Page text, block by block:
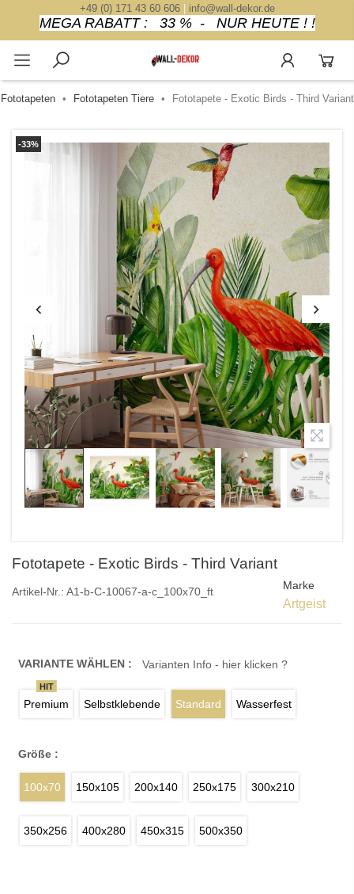
+49 (0) 171 43 60 606| info@wall-dekor.de
MEGA RABATT : 33 % - NUR HEUTE ! !
Fototapeten Fototapeten Tiere Fototapete - Exotic Birds - Third Variant
-33%
Fototapete - Exotic Birds - Third Variant
Artikel-Nr.: A1-b-C-10067-a-c_100x70_ft Marke
Artgeist
VARIANTE WÄHLEN : Varianten Info - hier klicken ?
Premium
HIT
Selbstklebende Standard Wasserfest
Größe :
100x70 150x105 200x140 250x175 300x210
350x256 400x280 450x315 500x350